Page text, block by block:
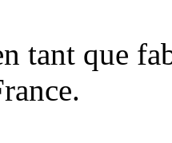
tant que